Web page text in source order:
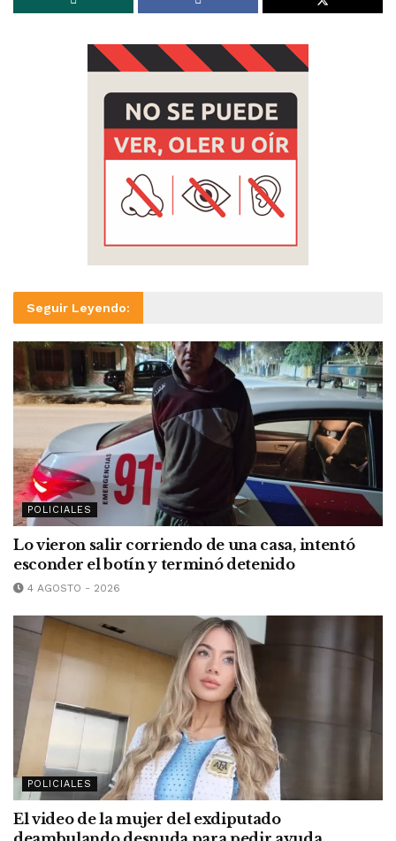
Seguir Leyendo:
POLICIALES
Lo vieron salir corriendo de una casa, intentó
esconder el botín y terminó detenido
4 AGOSTO - 2026
POLICIALES
El video de la mujer del exdiputado